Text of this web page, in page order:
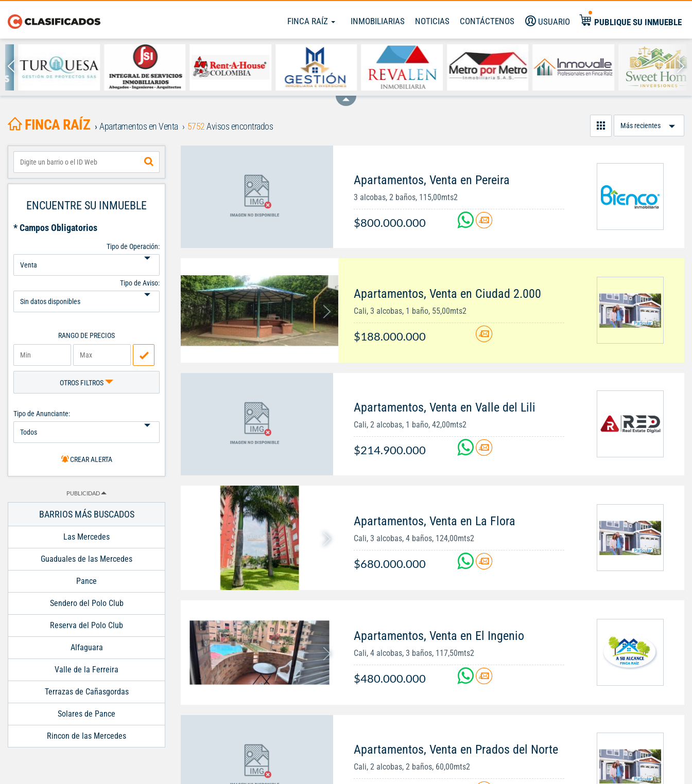
FINCA RAÍZ INMOBILIARIAS NOTICIAS CONTÁCTENOS USUARIO PUBLIQUE SU INMUEBLE
FINCA RAÍZ Apartamentos en Venta 5752Avisos encontrados
Apartamentos, Venta en Pereira
3 alcobas, 2 baños, 115,00mts2
$800.000.000
Apartamentos, Venta en Ciudad 2.000
Cali, 3 alcobas, 1 baño, 55,00mts2
$188.000.000
Apartamentos, Venta en Valle del Lili
Cali, 2 alcobas, 1 baño, 42,00mts2
$214.900.000
Apartamentos, Venta en La Flora
Cali, 3 alcobas, 4 baños, 124,00mts2
$680.000.000
Apartamentos, Venta en El Ingenio
Cali, 4 alcobas, 3 baños, 117,50mts2
$480.000.000
Apartamentos, Venta en Prados del Norte
Cali, 2 alcobas, 2 baños, 60,00mts2
ENCUENTRE SU INMUEBLE
* Campos Obligatorios
Tipo de Operación:
Tipo de Aviso:
RANGO DE PRECIOS
OTROS FILTROS
Tipo de Anunciante:
CREAR ALERTA
PUBLICIDAD
BARRIOS MÁS BUSCADOS
Las Mercedes
Guaduales de las Mercedes
Pance
Sendero del Polo Club
Reserva del Polo Club
Alfaguara
Valle de la Ferreira
Terrazas de Cañasgordas
Solares de Pance
Rincon de las Mercedes